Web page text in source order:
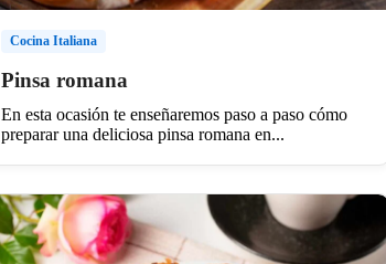
Cocina Italiana
Pinsa romana
En esta ocasión te enseñaremos paso a paso cómo
preparar una deliciosa pinsa romana en...